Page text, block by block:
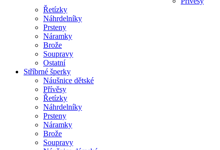
Řetízky
Náhrdelníky
Prsteny
Náramky
Brože
Soupravy
Ostatní
Stříbrné šperky
Náušnice dětské
Přívěsy
Řetízky
Náhrdelníky
Prsteny
Náramky
Brože
Soupravy